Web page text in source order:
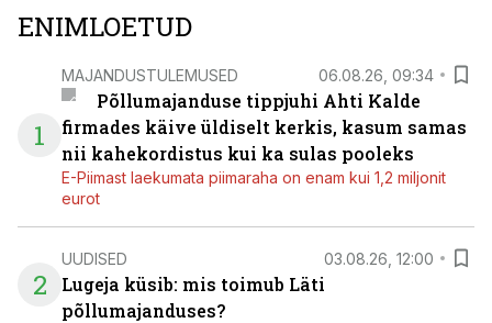
ENIMLOETUD
1
MAJANDUSTULEMUSED 06.08.26, 09:34
Põllumajanduse tippjuhi Ahti Kalde
firmades käive üldiselt kerkis, kasum samas
nii kahekordistus kui ka sulas pooleks
E-Piimast laekumata piimaraha on enam kui 1,2 miljonit
eurot
2
UUDISED 03.08.26, 12:00
Lugeja küsib: mis toimub Läti
põllumajanduses?